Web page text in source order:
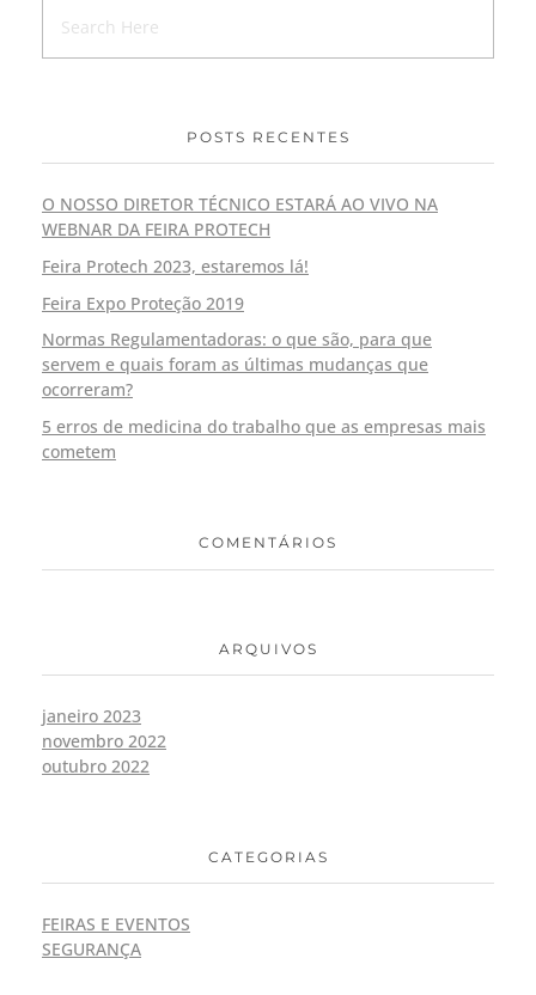
POSTS RECENTES
O NOSSO DIRETOR TÉCNICO ESTARÁ AO VIVO NA
WEBNAR DA FEIRA PROTECH
Feira Protech 2023, estaremos lá!
Feira Expo Proteção 2019
Normas Regulamentadoras: o que são, para que
servem e quais foram as últimas mudanças que
ocorreram?
5 erros de medicina do trabalho que as empresas mais
cometem
COMENTÁRIOS
ARQUIVOS
janeiro 2023
novembro 2022
outubro 2022
CATEGORIAS
FEIRAS E EVENTOS
SEGURANÇA